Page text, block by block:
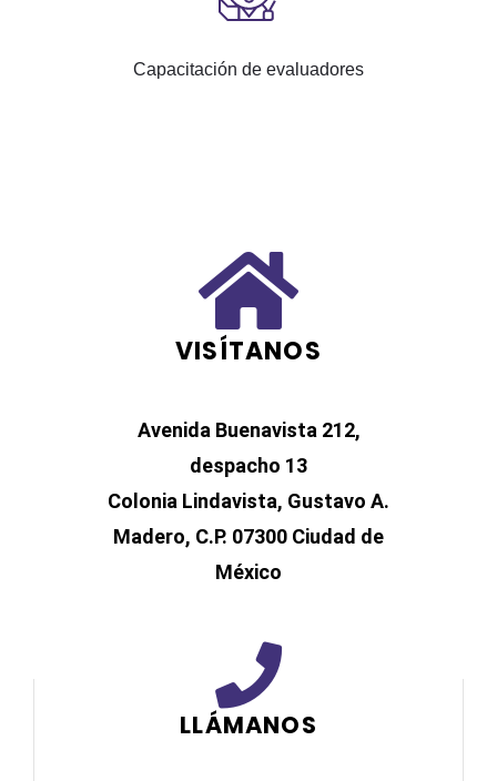
Capacitación de evaluadores
VISÍTANOS
Avenida Buenavista 212,
despacho 13
Colonia Lindavista, Gustavo A.
Madero, C.P. 07300 Ciudad de
México
LLÁMANOS